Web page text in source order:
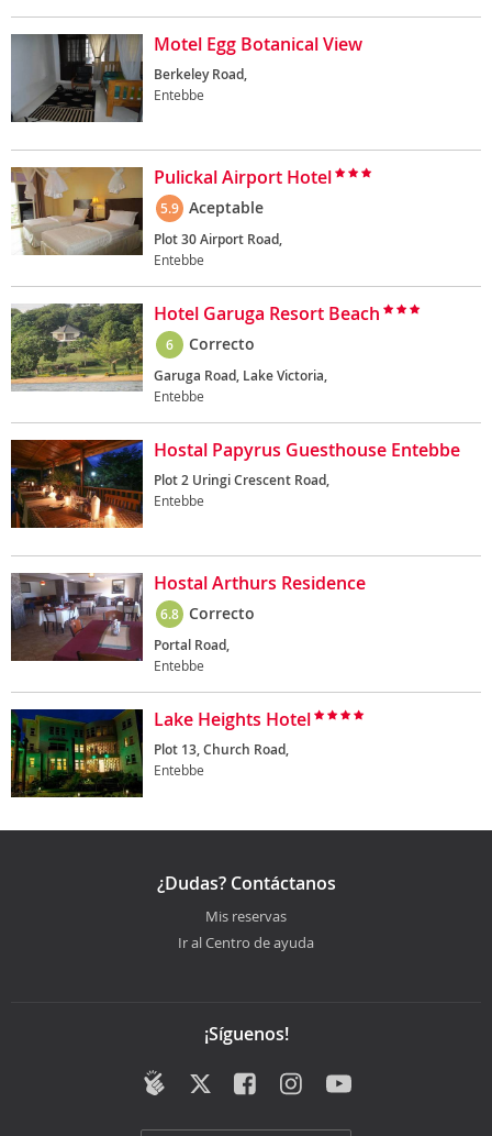
Motel Egg Botanical View
Berkeley Road,
Entebbe
Pulickal Airport Hotel
5.9 Aceptable
Plot 30 Airport Road,
Entebbe
Hotel Garuga Resort Beach
6 Correcto
Garuga Road, Lake Victoria,
Entebbe
Hostal Papyrus Guesthouse Entebbe
Plot 2 Uringi Crescent Road,
Entebbe
Hostal Arthurs Residence
6.8 Correcto
Portal Road,
Entebbe
Lake Heights Hotel
Plot 13, Church Road,
Entebbe
¿Dudas? Contáctanos
Mis reservas
Ir al Centro de ayuda
¡Síguenos!